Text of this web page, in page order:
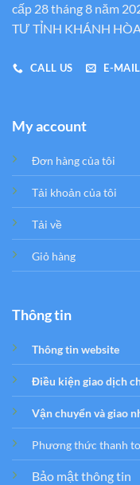
cấp 28 tháng 8 năm
TƯ TỈNH KHÁNH
CALL US E-MAIL
My account
Đơn hàng của tôi
Tải khoản của tôi
Tải về
Giỏ hàng
Thông tin
Thông tin website
Điều kiện giao dịch
Vận chuyển và giao
Phương thức thanh
Bảo mật thông tin